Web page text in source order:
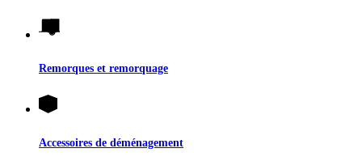
Remorques et remorquage
Accessoires de déménagement